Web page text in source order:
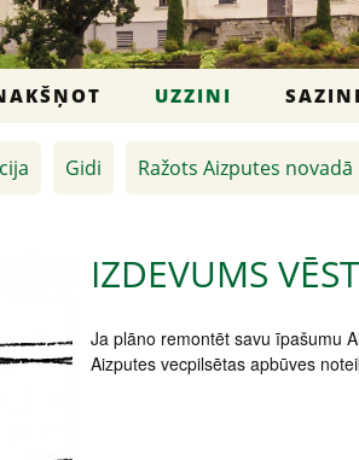
UZZINI
Gidi Ražots Aizputes novadā
IZDEVUMS
Ja plāno remontēt savu īpašumu
Aizputes vecpilsētas apbūves